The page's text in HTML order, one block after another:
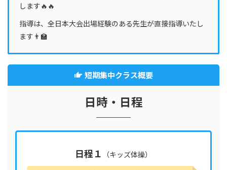
します🔥🔥
指導は、全日本大会出場経験のある先生が直接指導いたし
ます👨‍🏫
短期集中クラス概要
日時・日程
日程１ （キッズ体操）